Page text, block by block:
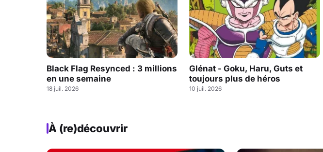
Black Flag Resynced : 3 millions
en une semaine
18 juil. 2026
Glénat - Goku, Haru, Guts et
toujours plus de héros
10 juil. 2026
À (re)découvrir